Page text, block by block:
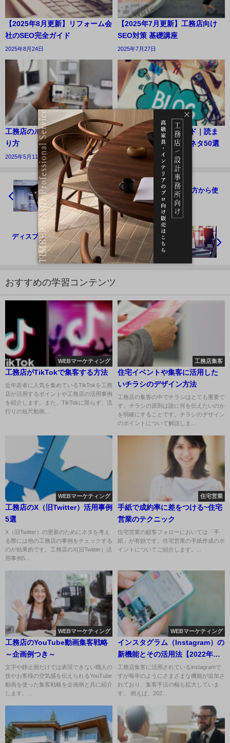
【2025年8月更新】リフォーム会
社のSEO完全ガイド
2025年8月24日
【2025年7月更新】工務店向け
SEO対策 基礎講座
2025年7月27日
工務店のルームツアー動画の作
り方
2025年5月11日
工務店ブログ完全ガイド｜読ま
れるコツとすぐ使えるネタ50選
2025年4月30日
工務店の集客に無料で使えるHouzzの始め方から使
い方まで
ディスプレイ広告とは？工務店のメリットデメリッ
ト
おすすめの学習コンテンツ
WEBマーケティング
工務店がTikTokで集客する方法
近年若者に人気を集めているTikTokを工務
店が活用するポイントや工務店の活用事例
を紹介します。また、TikTokに限らず、流
行りの短尺動画...
工務店集客
住宅イベントや集客に活用した
いチラシのデザイン方法
工務店の集客の中でチラシはとても重要で
す。チラシの原則は誰に何を伝えたいのか
を明確にすることです。チラシのデザイン
のポイントについて解説しま...
WEBマーケティング
工務店のX（旧Twitter）活用事例
5選
X（旧Twitter）の更新のためにネタを考え
る際には他の工務店の事例をチェックする
のが効果的です。工務店のX(旧Twitter）活
用事例5...
住宅営業
手紙で成約率に差をつける~住宅
営業のテクニック
住宅営業の顧客フォローにおいては「手
紙」が有効です。住宅営業の手紙作成のポ
イントについてご紹介します。...
WEBマーケティング
工務店のYouTube動画集客戦略
～企画例つき～
文字や静止画だけでは表現できない職人の
技やお客様の空気感を伝えられるYouTube
動画を使った集客戦略を企画例と共に紹介
します。...
WEBマーケティング
インスタグラム（Instagram）の
新機能とその活用法【2022年
版】
工務店集客に活用されているinstagramで
すが毎年のようにさまざまな機能が追加さ
れており、集客手法の幅も拡大していま
す。 例えば、202...